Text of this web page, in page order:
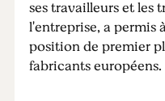
ses travailleurs et les
l'entreprise, a permis
position de premier
fabricants européens.